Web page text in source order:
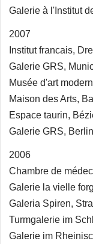
Galerie à l'Institut
2007
Institut francais,
Galerie GRS,
Musée d'art
Maison des Arts,
Espace taurin,
Galerie GRS,
2006
Chambre de
Galerie la vielle
Galeria Spiren,
Turmgalerie im
Galerie im